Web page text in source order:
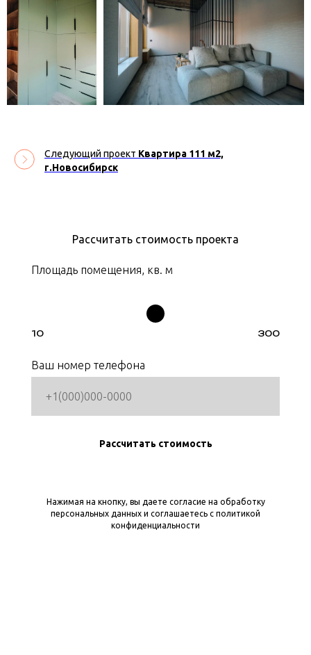
Следующий проект Квартира 111 м2,
г.Новосибирск
Рассчитать стоимость проекта
Площадь помещения, кв. м
10 300
Ваш номер телефона
Рассчитать стоимость
Нажимая на кнопку, вы даете согласие на обработку
персональных данных и соглашаетесь c политикой
конфиденциальности